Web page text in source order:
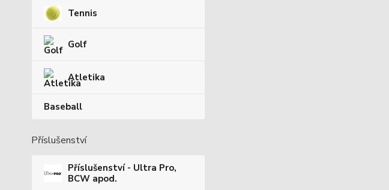
Tennis
Golf
Atletika
Baseball
Příslušenství
Příslušenství - Ultra Pro,
BCW apod.